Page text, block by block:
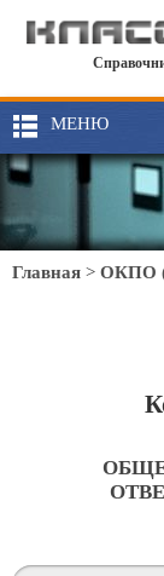
МЕНЮ
Главная > ОКПО